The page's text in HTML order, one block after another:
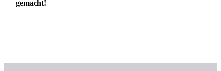
gemacht!